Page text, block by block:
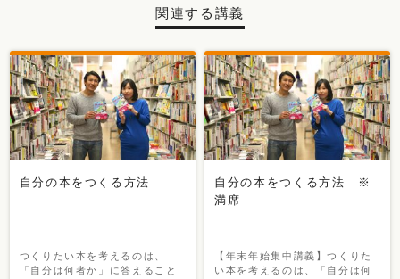
関連する講義
自分の本をつくる方法
つくりたい本を考えるのは、
「自分は何者か」に答えること
自分の本をつくる方法 ※
満席
【年末年始集中講義】つくりた
い本を考えるのは、「自分は何